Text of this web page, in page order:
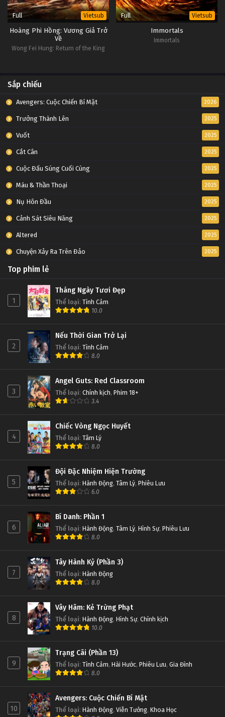
Đấu Phá Thương Khung Ngoại Truyện Tập 40
Tập 40
Đấu Phá Thương Khung Ngoại Truyện Tập 38
Tập 38
Đấu Phá Thương Khung Ngoại Truyện Tập 37
Đấu Phá Thương Khung Ngoại Truyện Tập 36
Đấu Phá Thương Khung Ngoại Truyện Tập 35
Tập 34
Đấu Phá Thương Khung Ngoại Truyện Tập 33
Đấu Phá Thương Khung Ngoại Truyện Tập 32
Tập 32
Đấu Phá Thương Khung Ngoại Truyện Tập 31
Tập 31
Đấu Phá Thương Khung Ngoại Truyện Tập 30
Tập 30
Tập 29
Tập 28
Tập 27
Đấu Phá Thương Khung Ngoại Truyện Tập 26
Đấu Phá Thương Khung Ngoại Truyện Tập 25
Đấu Phá Thương Khung Ngoại Truyện Tập 24
Đấu Phá Thương Khung Ngoại Truyện Tập 23
Full Vietsub
Hoàng Phi Hồng: Vương Giả Trở
Về
Wong Fei Hung: Return of the King
Full Vietsub
Immortals
Immortals
Sắp chiếu
Avengers: Cuộc Chiến Bí Mật 2026
Trưởng Thành Lên 2025
Vuốt 2025
Cắt Cân 2025
Cuộc Đấu Súng Cuối Cùng 2025
Máu & Thần Thoại 2025
Nụ Hôn Đầu 2025
Cảnh Sát Siêu Năng 2025
Altered 2025
Chuyện Xảy Ra Trên Đảo 2025
Top phim lẻ
1
Tháng Ngày Tươi Đẹp
Thể loại: Tình Cảm
10.0
2
Nếu Thời Gian Trở Lại
Thể loại: Tình Cảm
8.0
3
Angel Guts: Red Classroom
Thể loại: Chính kịch, Phim 18+
3.4
4
Chiếc Vòng Ngọc Huyết
Thể loại: Tâm Lý
8.0
5
Đội Đặc Nhiệm Hiện Trường
Thể loại: Hành Động, Tâm Lý, Phiêu Lưu
6.0
6
Bí Danh: Phần 1
Thể loại: Hành Động, Tâm Lý, Hình Sự, Phiêu Lưu
8.0
7
Tây Hành Kỷ (Phần 3)
Thể loại: Hành Động
8.0
8
Vây Hãm: Kẻ Trừng Phạt
Thể loại: Hành Động, Hình Sự, Chính kịch
10.0
9
Trạng Cãi (Phần 13)
Thể loại: Tình Cảm, Hài Hước, Phiêu Lưu, Gia Đình
8.0
10
Avengers: Cuộc Chiến Bí Mật
Thể loại: Hành Động, Viễn Tưởng, Khoa Học